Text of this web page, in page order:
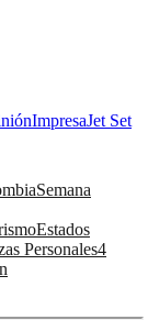
ImpresaJet Set
Semana
Estados
Personales4